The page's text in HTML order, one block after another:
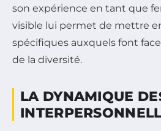
son expérience en tant que
visible lui permet de mettre
spécifiques auxquels font
de la diversité.
LA DYNAMIQUE